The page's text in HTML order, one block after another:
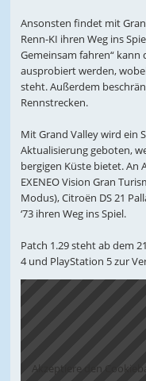
Ansonsten findet mit
Renn-KI ihren Weg ins
Gemeinsam fahren“ kann
ausprobiert werden,
steht. Außerdem
Rennstrecken.
Mit Grand Valley wird ein
Aktualisierung geboten,
bergigen Küste bietet. An
EXENEO Vision Gran
Modus), Citroën DS 21
‘73 ihren Weg ins Spiel.
Patch 1.29 steht ab dem
4 und PlayStation 5 zur
Akzeptiere den